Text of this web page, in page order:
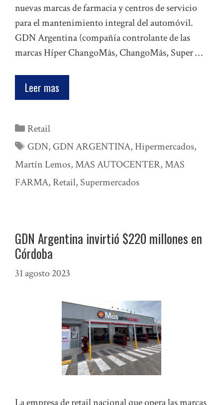
nuevas marcas de farmacia y centros de servicio
para el mantenimiento integral del automóvil.
GDN Argentina (compañía controlante de las
marcas Híper ChangoMâs, ChangoMâs, Super …
Leer mas
Categorías
Retail
Etiquetas
GDN, GDN ARGENTINA, Hipermercados,
Martín Lemos,MAS AUTOCENTER,MAS
FARMA, Retail, Supermercados
GDN Argentina invirtió $220 millones en
Córdoba
31 agosto 2023